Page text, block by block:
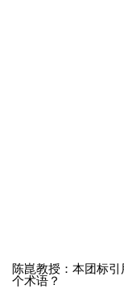
陈崑教授：本团标
个术语？